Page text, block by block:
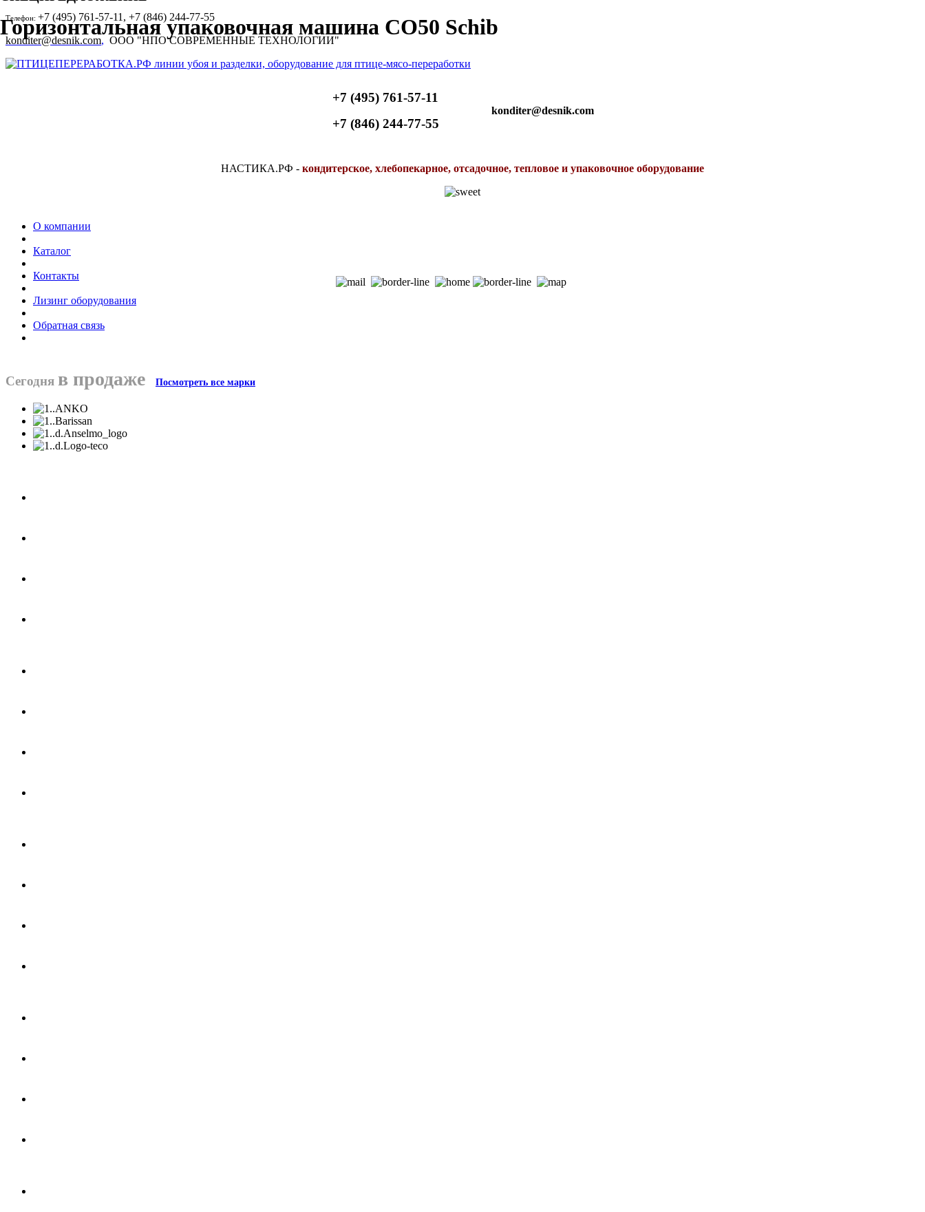
Телефон: +7 (495) 761-57-11, +7 (846) 244-77-55
konditer@desnik.com, ООО "НПО СОВРЕМЕННЫЕ ТЕХНОЛОГИИ"
+7 (495) 761-57-11
+7 (846) 244-77-55
konditer@desnik.com
НАСТИКА.РФ - кондитерское, хлебопекарное, отсадочное, тепловое и упаковочное оборудование
О компании
Каталог
Контакты
Лизинг оборудования
Обратная связь
Сегодня в продаже Посмотреть все марки
Горизонтальная упаковочная машина CO50 Schib